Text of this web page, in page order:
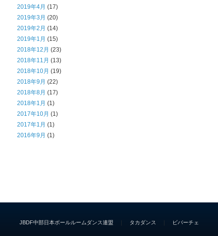
2019年4月 (17)
2019年3月 (20)
2019年2月 (14)
2019年1月 (15)
2018年12月 (23)
2018年11月 (13)
2018年10月 (19)
2018年9月 (22)
2018年8月 (17)
2018年1月 (1)
2017年10月 (1)
2017年1月 (1)
2016年9月 (1)
JBDF中部日本ボールルームダンス連盟 ｜ タカダンス ｜ ビバーチェ